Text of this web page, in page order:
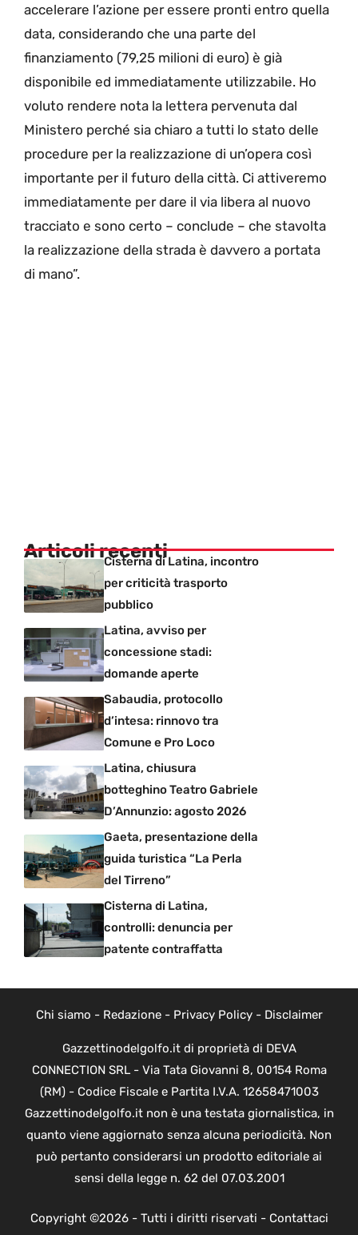
accelerare l’azione per essere pronti entro quella
data, considerando che una parte del
finanziamento (79,25 milioni di euro) è già
disponibile ed immediatamente utilizzabile. Ho
voluto rendere nota la lettera pervenuta dal
Ministero perché sia chiaro a tutti lo stato delle
procedure per la realizzazione di un’opera così
importante per il futuro della città. Ci attiveremo
immediatamente per dare il via libera al nuovo
tracciato e sono certo – conclude – che stavolta
la realizzazione della strada è davvero a portata
di mano”.
Articoli recentiCisterna di Latina, incontro
per criticità trasporto
pubblico
Latina, avviso per
concessione stadi:
domande aperte
Sabaudia, protocollo
d’intesa: rinnovo tra
Comune e Pro Loco
Latina, chiusura
botteghino Teatro Gabriele
D’Annunzio: agosto 2026
Gaeta, presentazione della
guida turistica “La Perla
del Tirreno”
Cisterna di Latina,
controlli: denuncia per
patente contraffatta
Chi siamo - Redazione- Privacy Policy- Disclaimer
Gazzettinodelgolfo.it di proprietà di DEVA
CONNECTION SRL - Via Tata Giovanni 8, 00154 Roma
(RM) - Codice Fiscale e Partita I.V.A. 12658471003
Gazzettinodelgolfo.it non è una testata giornalistica, in
quanto viene aggiornato senza alcuna periodicità. Non
può pertanto considerarsi un prodotto editoriale ai
sensi della legge n. 62 del 07.03.2001
Copyright ©2026 - Tutti i diritti riservati - Contattaci